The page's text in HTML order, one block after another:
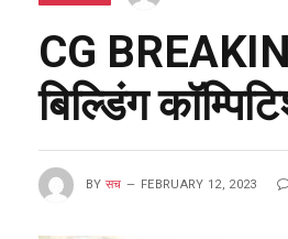
CG
बिल्डिंग
BY सच FEBRUARY 12, 2023